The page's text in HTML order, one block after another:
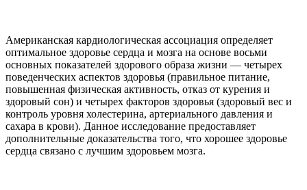
Американская кардиологическая ассоциация определяет
оптимальное здоровье сердца и мозга на основе восьми
основных показателей здорового образа жизни — четырех
поведенческих аспектов здоровья (правильное питание,
повышенная физическая активность, отказ от курения и
здоровый сон) и четырех факторов здоровья (здоровый вес и
контроль уровня холестерина, артериального давления и
сахара в крови). Данное исследование предоставляет
дополнительные доказательства того, что хорошее здоровье
сердца связано с лучшим здоровьем мозга.